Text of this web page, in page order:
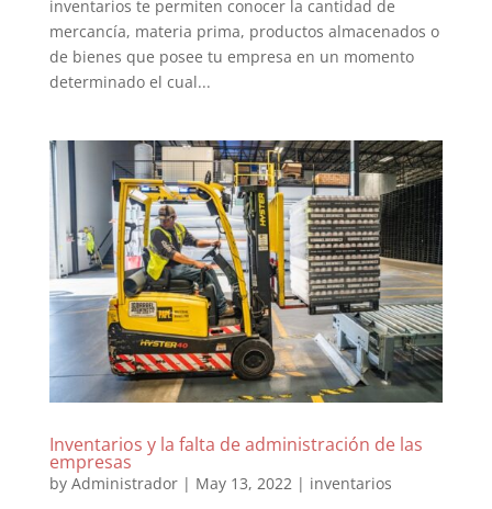
inventarios te permiten conocer la cantidad de
mercancía, materia prima, productos almacenados o
de bienes que posee tu empresa en un momento
determinado el cual...
Inventarios y la falta de administración de las
empresas
by Administrador| May 13, 2022| inventarios